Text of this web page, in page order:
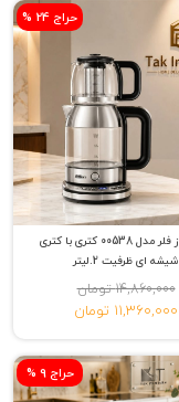
% حراج 24
چای ساز فلر مدل 00538 کتری با کتری
شیشه ای ظرفیت 2.لیتر
14,860,000 تومان
11,360,000 تومان
% حراج 9